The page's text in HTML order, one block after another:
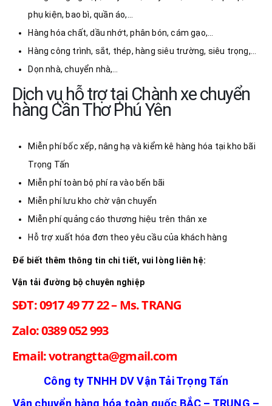
phụ kiện, bao bì, quần áo,…
Hàng hóa chất, dầu nhớt, phân bón, cám gạo,…
Hàng công trình, sắt, thép, hàng siêu trường, siêu trọng,…
Dọn nhà, chuyển nhà,…
Dịch vụ hỗ trợ tại Chành xe chuyển
hàng Cần Thơ Phú Yên
Miễn phí bốc xếp, nâng hạ và kiểm kê hàng hóa tại kho bãi
Trọng Tấn
Miễn phí toàn bộ phí ra vào bến bãi
Miễn phí lưu kho chờ vận chuyển
Miễn phí quảng cáo thương hiệu trên thân xe
Hỗ trợ xuất hóa đơn theo yêu cầu của khách hàng
Để biết thêm thông tin chi tiết, vui lòng liên hệ:
Vận tải đường bộ chuyên nghiệp
SĐT: 0917 49 77 22 – Ms. TRANG
Zalo: 0389 052 993
Email: votrangtta@gmail.com
Công ty TNHH DV Vận Tải Trọng Tấn